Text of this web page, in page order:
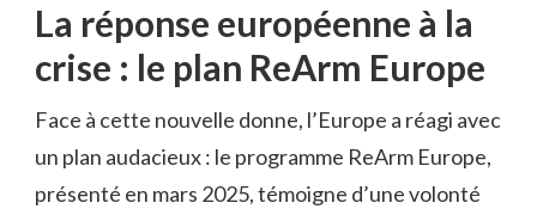
La réponse européenne à la
crise : le plan ReArm Europe
Face à cette nouvelle donne, l’Europe a réagi avec
un plan audacieux : le programme ReArm Europe,
présenté en mars 2025, témoigne d’une volonté